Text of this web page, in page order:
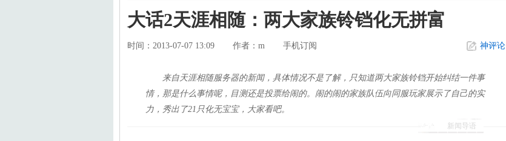
大话2天涯相随：两大家族铃铛化无拼富
时间：2013-07-07 13:09 作者： m 手机订阅 神评论
新闻导语
来自天涯相随服务器的新闻，具体情况不是了解，只知道两大家族铃铛开始纠结一件事
情，那是什么事情呢，目测还是投票给闹的。闹的闹的家族队伍向同服玩家展示了自己的实
力，秀出了21只化无宝宝，大家看吧。